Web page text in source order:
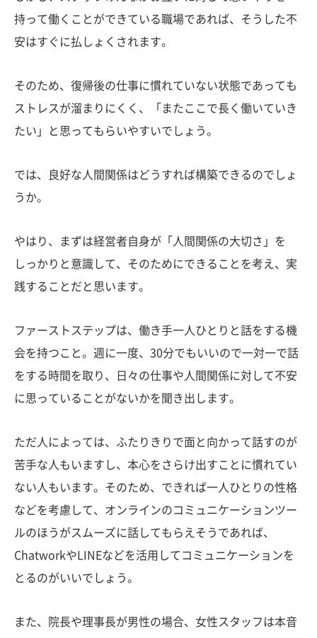
持って働くことができている職場であれば、そうした不
安はすぐに払しょくされます。
そのため、復帰後の仕事に慣れていない状態であっても
ストレスが溜まりにくく、「またここで長く働いていき
たい」と思ってもらいやすいでしょう。
では、良好な人間関係はどうすれば構築できるのでしょ
うか。
やはり、まずは経営者自身が「人間関係の大切さ」を
しっかりと意識して、そのためにできることを考え、実
践することだと思います。
ファーストステップは、働き手一人ひとりと話をする機
会を持つこと。週に一度、30分でもいいので一対一で話
をする時間を取り、日々の仕事や人間関係に対して不安
に思っていることがないかを聞き出します。
ただ人によっては、ふたりきりで面と向かって話すのが
苦手な人もいますし、本心をさらけ出すことに慣れてい
ない人もいます。そのため、できれば一人ひとりの性格
などを考慮して、オンラインのコミュニケーションツー
ルのほうがスムーズに話してもらえそうであれば、
ChatworkやLINEなどを活用してコミュニケーションを
とるのがいいでしょう。
また、院長や理事長が男性の場合、女性スタッフは本音